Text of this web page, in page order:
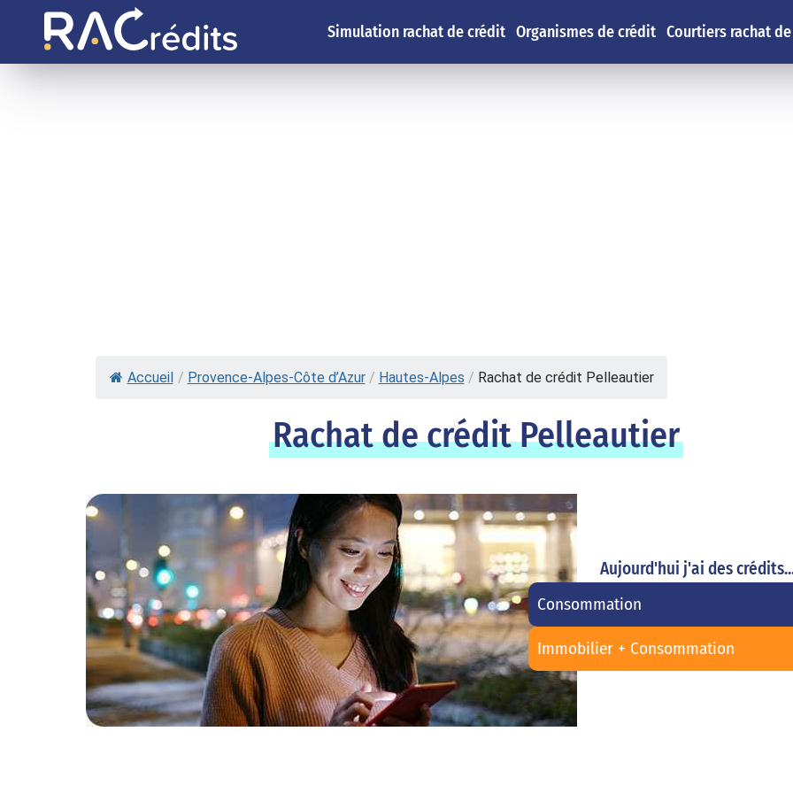
Simulation rachat de crédit Organismes de crédit Courtiers rachat
Accueil / Provence-Alpes-Côte d’Azur / Hautes-Alpes / Rachat de crédit Pelleautier
Rachat de crédit Pelleautier
Aujourd'hui j'ai des
Consommation
Immobilier + Consommation